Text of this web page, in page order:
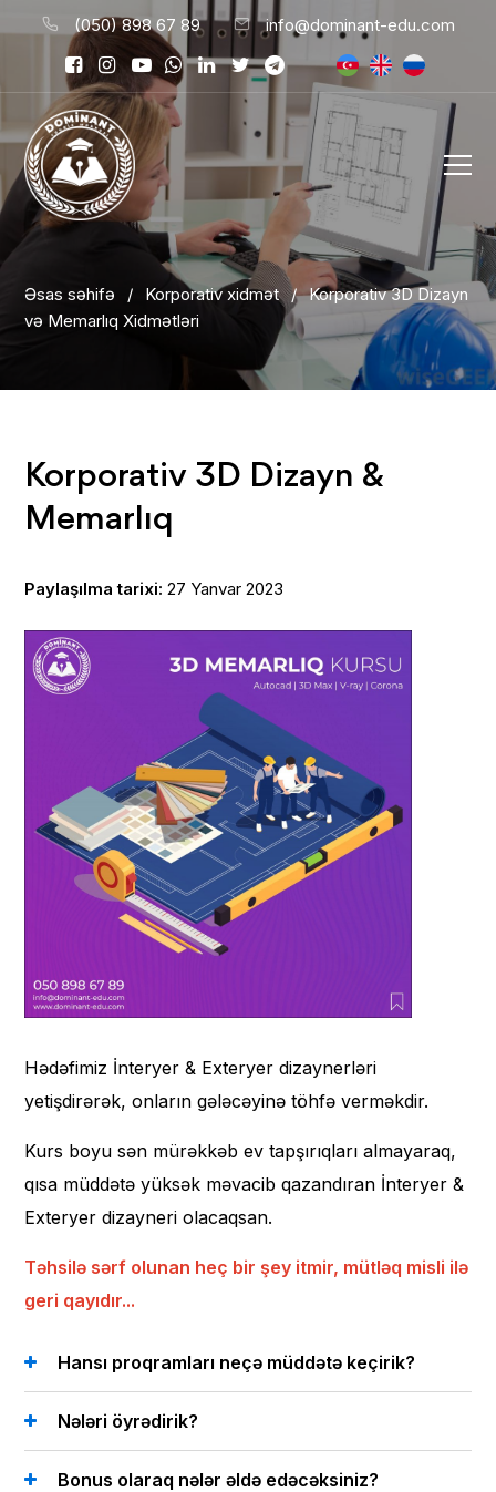
(050) 898 67 89 info@dominant-edu.com
Əsas səhifə / Korporativ xidmət / Korporativ 3D Dizayn
və Memarlıq Xidmətləri
Korporativ 3D Dizayn &
Memarlıq
Paylaşılma tarixi:27 Yanvar 2023
Hədəfimiz İnteryer & Exteryer dizaynerləri
yetişdirərək, onların gələcəyinə töhfə verməkdir.
Kurs boyu sən mürəkkəb ev tapşırıqları almayaraq,
qısa müddətə yüksək məvacib qazandıran İnteryer &
Exteryer dizayneri olacaqsan.
Təhsilə sərf olunan heç bir şey itmir, mütləq misli ilə
geri qayıdır...
Hansı proqramları neçə müddətə keçirik?
Nələri öyrədirik?
Bonus olaraq nələr əldə edəcəksiniz?